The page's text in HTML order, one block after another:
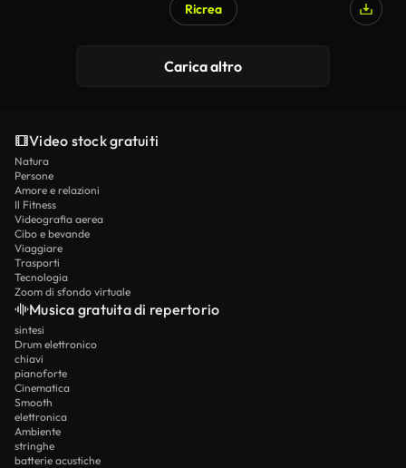
Ricrea
Carica altro
Video stock gratuiti
Natura
Persone
Amore e relazioni
Il Fitness
Videografia aerea
Cibo e bevande
Viaggiare
Trasporti
Tecnologia
Zoom di sfondo virtuale
Musica gratuita di repertorio
sintesi
Drum elettronico
chiavi
pianoforte
Cinematica
Smooth
elettronica
Ambiente
stringhe
batterie acustiche